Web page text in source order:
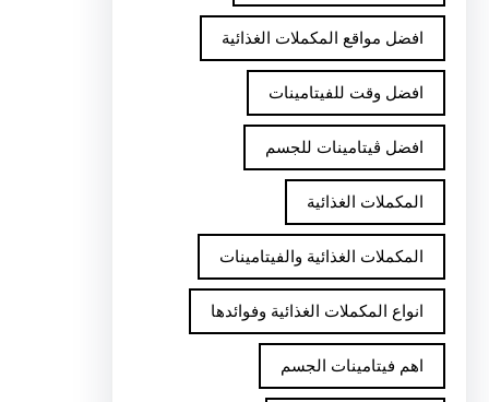
افضل مواقع المكملات الغذائية
افضل وقت للفيتامينات
افضل ڤيتامينات للجسم
المكملات الغذائية
المكملات الغذائية والفيتامينات
انواع المكملات الغذائية وفوائدها
اهم فيتامينات الجسم